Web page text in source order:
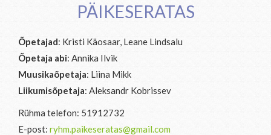
PÄIKESERATAS
Õpetajad: Kristi Käosaar, Leane Lindsalu
Õpetaja abi: Annika Ilvik
Muusikaõpetaja: Liina Mikk
Liikumisõpetaja: Aleksandr Kobrissev
Rühma telefon: 51912732
E-post: ryhm.paikeseratas@gmail.com